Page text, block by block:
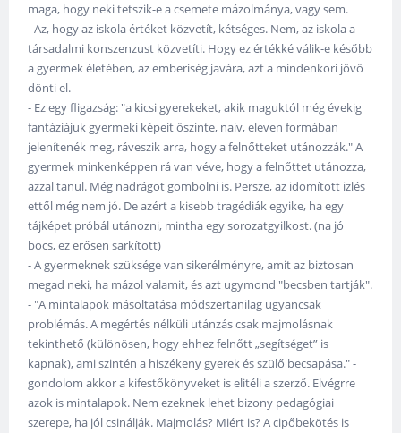
maga, hogy neki tetszik-e a csemete mázolmánya, vagy sem.
- Az, hogy az iskola értéket közvetít, kétséges. Nem, az iskola a
társadalmi konszenzust közvetíti. Hogy ez értékké válik-e később
a gyermek életében, az emberiség javára, azt a mindenkori jövő
dönti el.
- Ez egy fligazság: "a kicsi gyerekeket, akik maguktól még évekig
fantáziájuk gyermeki képeit őszinte, naiv, eleven formában
jelenítenék meg, ráveszik arra, hogy a felnőtteket utánozzák." A
gyermek minkenképpen rá van véve, hogy a felnőttet utánozza,
azzal tanul. Még nadrágot gombolni is. Persze, az idomított izlés
ettől még nem jó. De azért a kisebb tragédiák egyike, ha egy
tájképet próbál utánozni, mintha egy sorozatgyilkost. (na jó
bocs, ez erősen sarkított)
- A gyermeknek szüksége van sikerélményre, amit az biztosan
megad neki, ha mázol valamit, és azt ugymond "becsben tartják".
- "A mintalapok másoltatása módszertanilag ugyancsak
problémás. A megértés nélküli utánzás csak majmolásnak
tekinthető (különösen, hogy ehhez felnőtt „segítséget” is
kapnak), ami szintén a hiszékeny gyerek és szülő becsapása." -
gondolom akkor a kifestőkönyveket is elitéli a szerző. Elvégrre
azok is mintalapok. Nem ezeknek lehet bizony pedagógiai
szerepe, ha jól csinálják. Majmolás? Miért is? A cipőbekötés is